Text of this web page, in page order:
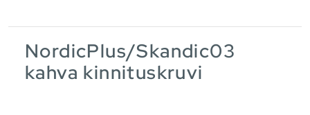
NordicPlus/Skandic03
kahva kinnituskruvi